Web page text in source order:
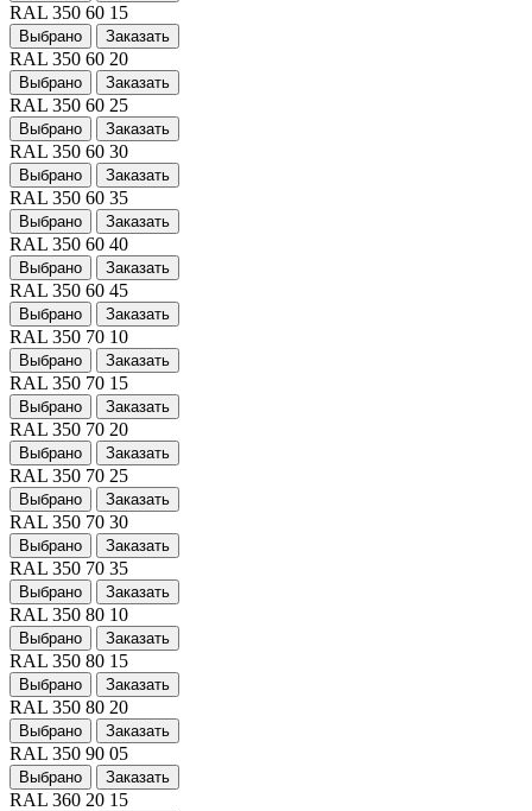
RAL 350 60 15
Выбрано Заказать
RAL 350 60 20
Выбрано Заказать
RAL 350 60 25
Выбрано Заказать
RAL 350 60 30
Выбрано Заказать
RAL 350 60 35
Выбрано Заказать
RAL 350 60 40
Выбрано Заказать
RAL 350 60 45
Выбрано Заказать
RAL 350 70 10
Выбрано Заказать
RAL 350 70 15
Выбрано Заказать
RAL 350 70 20
Выбрано Заказать
RAL 350 70 25
Выбрано Заказать
RAL 350 70 30
Выбрано Заказать
RAL 350 70 35
Выбрано Заказать
RAL 350 80 10
Выбрано Заказать
RAL 350 80 15
Выбрано Заказать
RAL 350 80 20
Выбрано Заказать
RAL 350 90 05
Выбрано Заказать
RAL 360 20 15